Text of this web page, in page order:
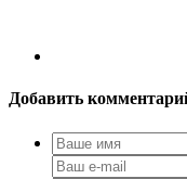
Добавить